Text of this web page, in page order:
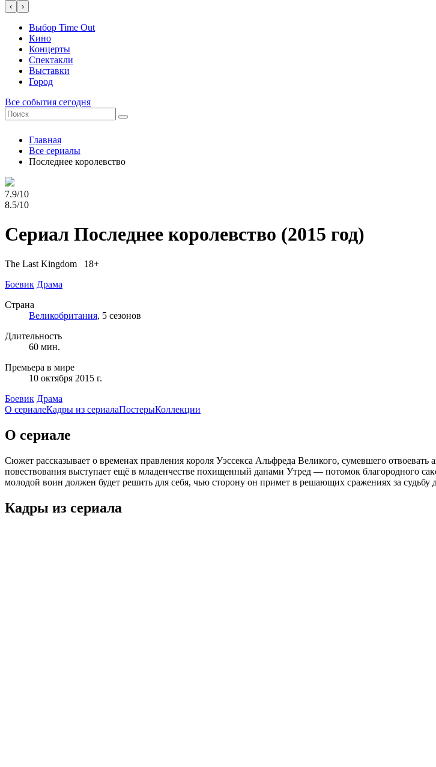
‹ ›
Выбор Time Out
Кино
Концерты
Спектакли
Выставки
Город
Все события сегодня
Главная
Все сериалы
Последнее королевство
7.9/10
8.5/10
Сериал Последнее королевство (2015 год)
The Last Kingdom 18+
Боевик Драма
Страна
Великобритания, 5 сезонов
Длительность
60 мин.
Премьера в мире
10 октября 2015 г.
Боевик Драма
О сериалеКадры из сериалaПостерыКоллекции
О сериале
Сюжет рассказывает о временах правления короля Уэссекса Альфреда Великого, сумевшего
повествования выступает ещё в младенчестве похищенный данами Утред — потомок благородного
молодой воин должен будет решить для себя, чью сторону он примет в решающих сражениях за судьбу
Кадры из сериалa